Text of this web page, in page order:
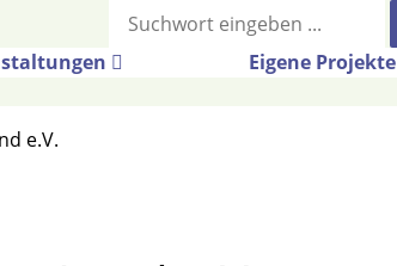
Suche
Eigene Projekte
e.V.